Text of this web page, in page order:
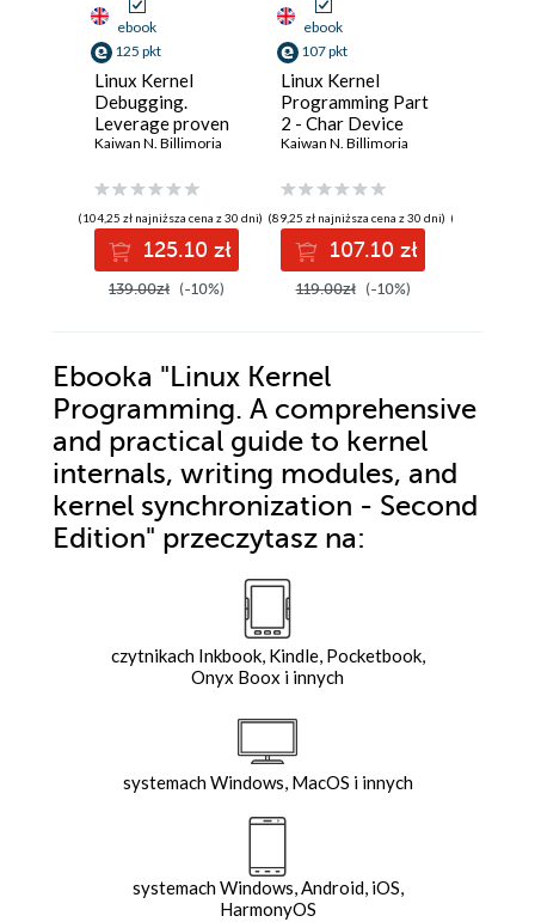
ebook
125 pkt
Linux Kernel
Debugging.
Leverage proven
tools and
techniques to
effectively debug
Linux kernels and
kernel modules
Kaiwan N. Billimoria
(104,25 zł najniższa cena z 30 dni)
125.10 zł
139.00zł (-10%)
ebook
107 pkt
Linux Kernel
Programming Part
2 - Char Device
Drivers and Kernel
Create user-kernel
interfaces, work
with peripheral
I/O, and handle
hardware
interrupts
Kaiwan N. Billimoria
(89,25 zł najniższa cena z 30 dni)
107.10 zł
119.00zł (-10%)
(119,25 zł
Ebooka "Linux Kernel
Programming. A comprehensive
and practical guide to kernel
internals, writing modules, and
kernel synchronization - Second
Edition" przeczytasz na:
czytnikach Inkbook, Kindle, Pocketbook,
Onyx Boox i innych
systemach Windows, MacOS i innych
systemach Windows, Android, iOS,
HarmonyOS